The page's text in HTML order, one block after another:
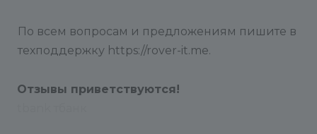
По всем вопросам и предложениям пишите в
техподдержку https://rover-it.me.
Отзывы приветствуются!